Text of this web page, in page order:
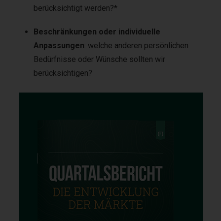
berücksichtigt werden?*
Beschränkungen oder individuelle
Anpassungen: welche anderen persönlichen
Bedürfnisse oder Wünsche sollten wir
berücksichtigen?